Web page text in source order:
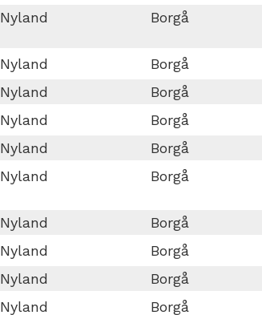
Nyland Borgå
Nyland Borgå
Nyland Borgå
Nyland Borgå
Nyland Borgå
Nyland Borgå
Nyland Borgå
Nyland Borgå
Nyland Borgå
Nyland Borgå